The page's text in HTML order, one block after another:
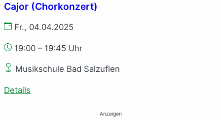
Cajor (Chorkonzert)
Fr., 04.04.2025
19:00 – 19:45 Uhr
Musikschule Bad Salzuflen
Details
Anzeigen